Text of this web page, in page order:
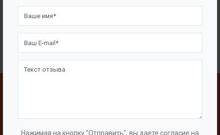
Нажимая на кнопку "Отправить", вы даете согласие на